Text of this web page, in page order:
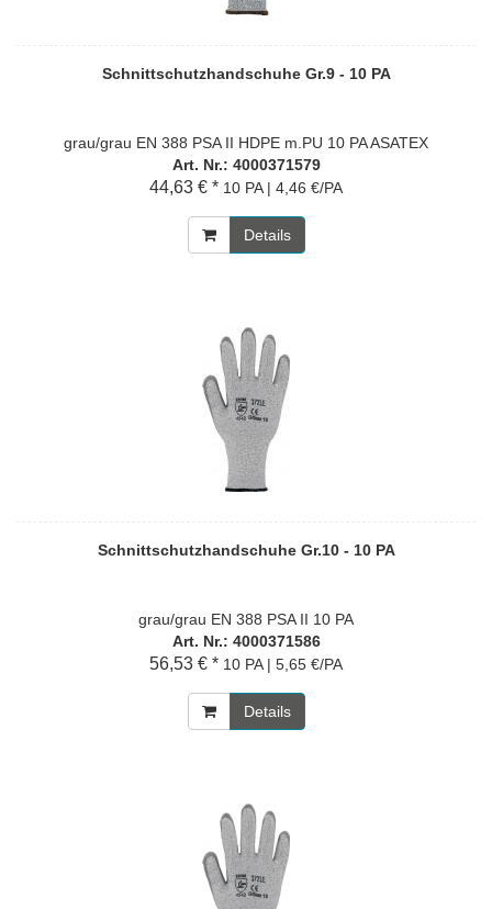
Schnittschutzhandschuhe Gr.9 - 10 PA
grau/grau EN 388 PSA II HDPE m.PU 10 PA ASATEX
Art. Nr.: 4000371579
44,63 € * 10 PA | 4,46 €/PA
Details
Schnittschutzhandschuhe Gr.10 - 10 PA
grau/grau EN 388 PSA II 10 PA
Art. Nr.: 4000371586
56,53 € * 10 PA | 5,65 €/PA
Details